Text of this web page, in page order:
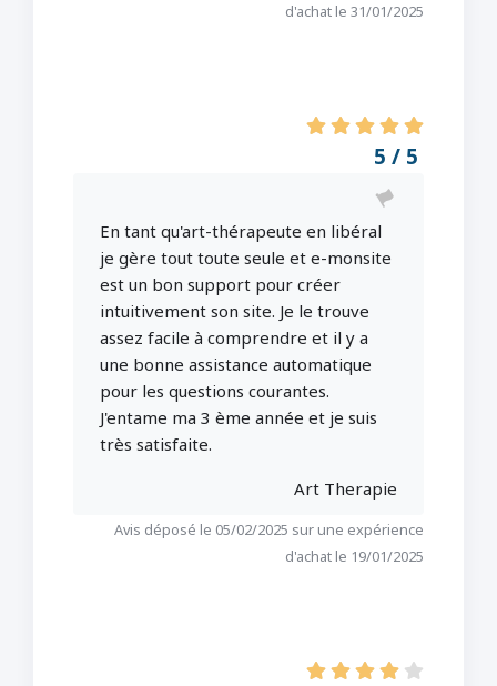
d'achat le 31/01/2025
5 / 5
En tant qu'art-thérapeute en libéral
je gère tout toute seule et e-monsite
est un bon support pour créer
intuitivement son site. Je le trouve
assez facile à comprendre et il y a
une bonne assistance automatique
pour les questions courantes.
J'entame ma 3 ème année et je suis
très satisfaite.
Art Therapie
Avis déposé le 05/02/2025 sur une expérience
d'achat le 19/01/2025